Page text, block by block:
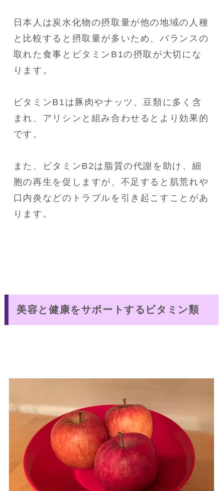
日本人は炭水化物の摂取量が他の地域の人種
と比較すると摂取量が多いため、バランスの
取れた食事とビタミンB1の摂取が大切にな
ります。
ビタミンB1は豚肉やナッツ、豆類に多く含
まれ、アリシンと組み合わせるとより効果的
です。
また、ビタミンB2は脂質の代謝を助け、細
胞の再生を促しますが、不足すると肌荒れや
口内炎などのトラブルを引き起こすことがあ
ります。
美容と健康をサポートするビタミン類